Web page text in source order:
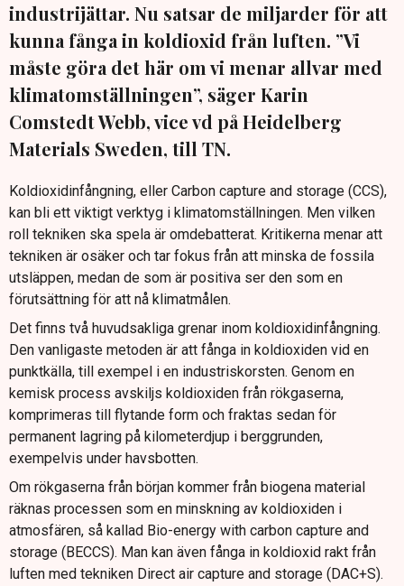
industrijättar. Nu satsar de miljarder för att
kunna fånga in koldioxid från luften. ”Vi
måste göra det här om vi menar allvar med
klimatomställningen”, säger Karin
Comstedt Webb, vice vd på Heidelberg
Materials Sweden, till TN.
Koldioxidinfångning, eller Carbon capture and storage (CCS),
kan bli ett viktigt verktyg i klimatomställningen. Men vilken
roll tekniken ska spela är omdebatterat. Kritikerna menar att
tekniken är osäker och tar fokus från att minska de fossila
utsläppen, medan de som är positiva ser den som en
förutsättning för att nå klimatmålen.
Det finns två huvudsakliga grenar inom koldioxidinfångning.
Den vanligaste metoden är att fånga in koldioxiden vid en
punktkälla, till exempel i en industriskorsten. Genom en
kemisk process avskiljs koldioxiden från rökgaserna,
komprimeras till flytande form och fraktas sedan för
permanent lagring på kilometerdjup i berggrunden,
exempelvis under havsbotten.
Om rökgaserna från början kommer från biogena material
räknas processen som en minskning av koldioxiden i
atmosfären, så kallad Bio-energy with carbon capture and
storage (BECCS). Man kan även fånga in koldioxid rakt från
luften med tekniken Direct air capture and storage (DAC+S).